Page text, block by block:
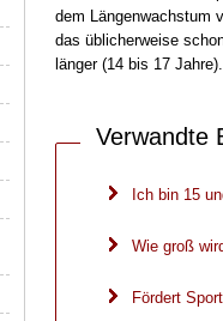
dem Längenwachstum
das üblicherweise
länger (14 bis 17 Jahre).
Verwandte
Ich bin 15
Wie groß
Fördert